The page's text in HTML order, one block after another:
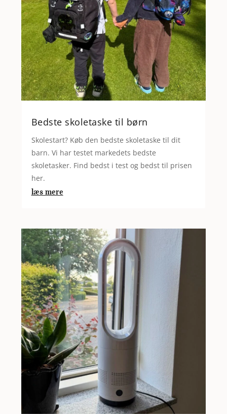
Bedste skoletaske til børn
Skolestart? Køb den bedste skoletaske til dit
barn. Vi har testet markedets bedste
skoletasker. Find bedst i test og bedst til prisen
her.
læs mere